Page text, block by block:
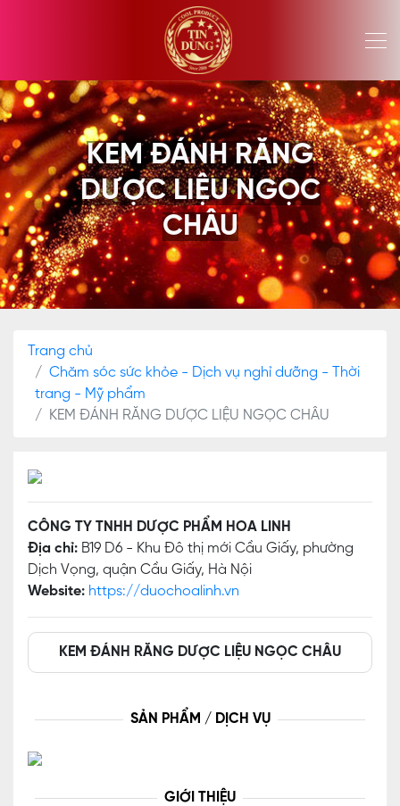
KEM ĐÁNH RĂNG
DƯỢC LIỆU NGỌC
CHÂU
Trang chủ
Chăm sóc sức khỏe - Dịch vụ nghỉ dưỡng - Thời
trang - Mỹ phẩm
KEM ĐÁNH RĂNG DƯỢC LIỆU NGỌC CHÂU
CÔNG TY TNHH DƯỢC PHẨM HOA LINH
Địa chỉ: B19 D6 - Khu Đô thị mới Cầu Giấy, phường
Dịch Vọng, quận Cầu Giấy, Hà Nội
Website: https://duochoalinh.vn
KEM ĐÁNH RĂNG DƯỢC LIỆU NGỌC CHÂU
SẢN PHẨM / DỊCH VỤ
GIỚI THIỆU